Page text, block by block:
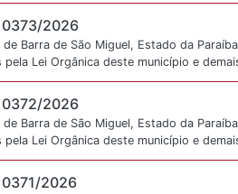
0373/2026
Barra de São Miguel, Estado da
Lei Orgânica deste município e
0372/2026
Barra de São Miguel, Estado da
Lei Orgânica deste município e
0371/2026